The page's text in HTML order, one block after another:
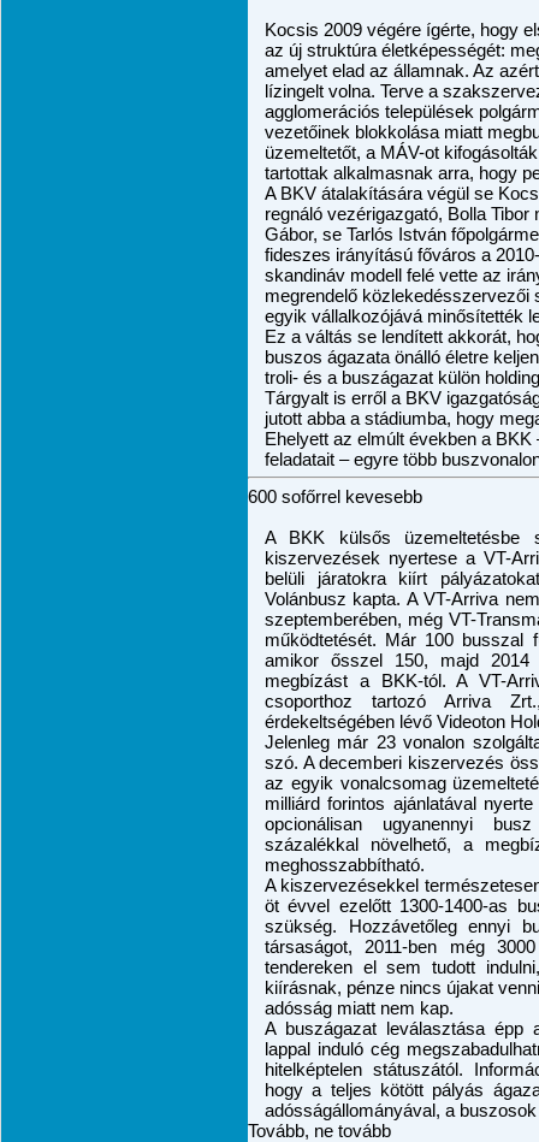
Kocsis 2009 végére ígérte, hogy
az új struktúra életképességét:
amelyet elad az államnak. Az
lízingelt volna. Terve a
agglomerációs települések
vezetőinek blokkolása miatt
üzemeltetőt, a MÁV-ot
tartottak alkalmasnak arra, hogy
A BKV átalakítására végül se
regnáló vezérigazgató, Bolla
Gábor, se Tarlós István
fideszes irányítású főváros a
skandináv modell felé vette az
megrendelő közlekedésszervezői
egyik vállalkozójává minősítették
Ez a váltás se lendített akkorát,
buszos ágazata önálló életre
troli- és a buszágazat külön
Tárgyalt is erről a BKV
jutott abba a stádiumba, hogy
Ehelyett az elmúlt években a
feladatait – egyre több
600 sofőrrel kevesebb
A BKK külsős
kiszervezések nyertese a VT-
belüli járatokra kiírt
Volánbusz kapta. A VT-Arriva
szeptemberében, még VT-
működtetését. Már 100 busszal
amikor ősszel 150, majd 2014
megbízást a BKK-tól. A VT-
csoporthoz tartozó Arriva
érdekeltségében lévő Videoton
Jelenleg már 23 vonalon
szó. A decemberi kiszervezés
az egyik vonalcsomag
milliárd forintos ajánlatával
opcionálisan ugyanennyi
százalékkal növelhető, a
meghosszabbítható.
A kiszervezésekkel
öt évvel ezelőtt 1300-1400-as
szükség. Hozzávetőleg ennyi
társaságot, 2011-ben még
tendereken el sem tudott
kiírásnak, pénze nincs újakat
adósság miatt nem kap.
A buszágazat leválasztása épp
lappal induló cég
hitelképtelen státuszától.
hogy a teljes kötött pályás
adósságállományával, a
Tovább, ne tovább